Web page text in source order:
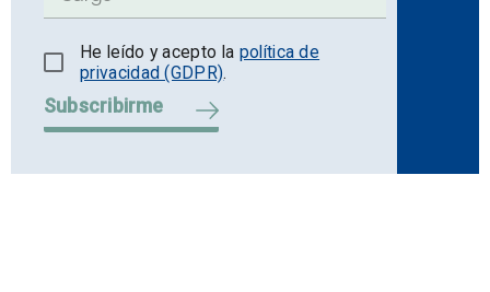
He leído y acepto la política de
privacidad (GDPR).
Subscribirme